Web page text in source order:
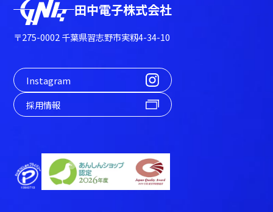
田中電子株式会社
〒275-0002 千葉県習志野市実籾4-34-10
Instagram
採用情報